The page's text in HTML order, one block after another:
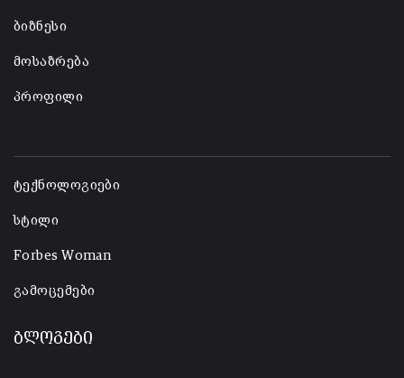
ბიზნესი
მოსაზრება
პროფილი
ტექნოლოგიები
სტილი
Forbes Woman
გამოცემები
ბლოგები